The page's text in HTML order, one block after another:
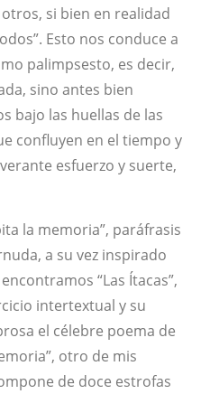
si bien en realidad
Esto nos conduce a
palimpsesto, es decir,
sino antes bien
bajo las huellas de las
confluyen en el tiempo y
esfuerzo y suerte,
la memoria”, paráfrasis
a su vez inspirado
“Las Ítacas”,
intertextual y su
el célebre poema de
otro de mis
de doce estrofas